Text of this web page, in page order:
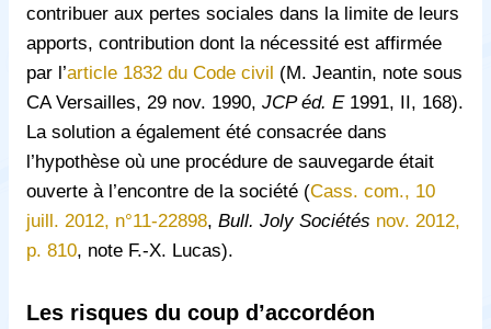
contribuer aux pertes sociales dans la limite de leurs
apports, contribution dont la nécessité est affirmée
par l’article 1832 du Code civil (M. Jeantin, note sous
CA Versailles, 29 nov. 1990, JCP éd. E1991, II, 168).
La solution a également été consacrée dans
l’hypothèse où une procédure de sauvegarde était
ouverte à l’encontre de la société (Cass. com., 10
juill. 2012, n°11-22898, Bull. Joly Sociétés nov. 2012,
p. 810, note F.-X. Lucas).
Les risques du coup d’accordéon